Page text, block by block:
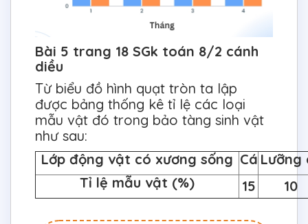
Bài 5 trang 18 SGk toán 8/2 cánh
diều
Từ biểu đồ hình quạt tròn ta lập
được bảng thống kê tỉ lệ các loại
mẫu vật đó trong bảo tàng sinh vật
như sau:
Lớp động vật có xương sống Cá Lưỡng
Tỉ lệ mẫu vật (%)
15 10